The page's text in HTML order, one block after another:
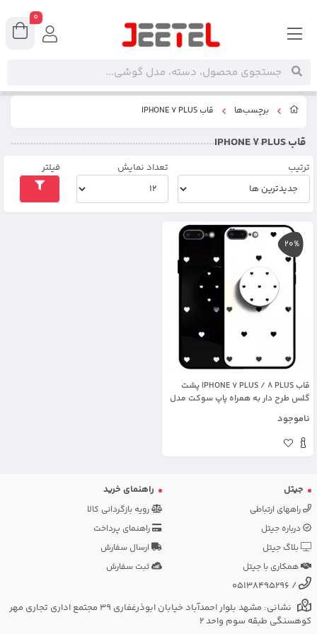
برچسب‌ها قاب IPHONE 7 PLUS
قاب IPHONE 7 PLUS
ترتیب تعداد نمایش فیلتر
20%
قاب IPHONE 7 PLUS / 8 PLUS پشت
گلس طرح دار به همراه پاپ سوکت مدل
ناموجود
جیتل
راههای ارتباطی
درباره جیتل
بلاگ جیتل
همکاری با جیتل
راهنمای خرید
رویه بازگردانی کالا
راهنمای پرداخت
ارسال سفارش
ثبت سفارش
/
05138495296
نشانی: مشهد بلوار احمدآباد خیابان ابوذرغفاری 39 مجتمع اداری تجاری مهر
کوهسنگی طبقه سوم واحد 2
0